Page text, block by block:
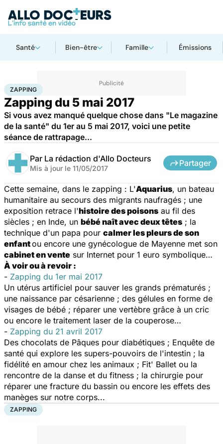
Santé Bien-être Famille Émissions
AccueilSanté
ZAPPING
Zapping du 5 mai 2017
Si vous avez manqué quelque chose dans "Le magazine
de la santé" du 1er au 5 mai 2017, voici une petite
séance de rattrapage...
Par La rédaction d'Allo Docteurs
Mis à jour le 11/05/2017
Partager
Cette semaine, dans le zapping : L'Aquarius, un bateau
humanitaire au secours des migrants naufragés ; une
exposition retrace l'histoire des poisons au fil des
siècles ; en Inde, un bébé naît avec deux têtes ; la
technique d'un papa pour calmer les pleurs de son
enfantou encore une gynécologue de Mayenne met son
cabinet en vente sur Internet pour 1 euro symbolique…
À voir ou à revoir :
- Zapping du 1er mai 2017
Un utérus artificiel pour sauver les grands prématurés ;
une naissance par césarienne ; des gélules en forme de
visages de bébé ; réparer une vertèbre grâce à un cric
ou encore le traitement laser de la couperose…
- Zapping du 21 avril 2017
Des chocolats de Pâques pour diabétiques ; Enquête de
santé qui explore les supers-pouvoirs de l'intestin ; la
fidélité en amour chez les animaux ; Fit' Ballet ou la
rencontre de la danse et du fitness ; la chirurgie pour
réparer une fracture du bassin ou encore les effets des
manèges sur notre corps...
ZAPPING